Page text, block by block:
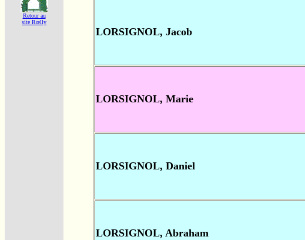
Retour au
site Rœlly
LORSIGNOL, Jacob
LORSIGNOL, Marie
LORSIGNOL, Daniel
LORSIGNOL, Abraham